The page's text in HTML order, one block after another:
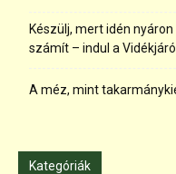
Készülj, mert idén
számít – indul a
A méz, mint
Kategóriák